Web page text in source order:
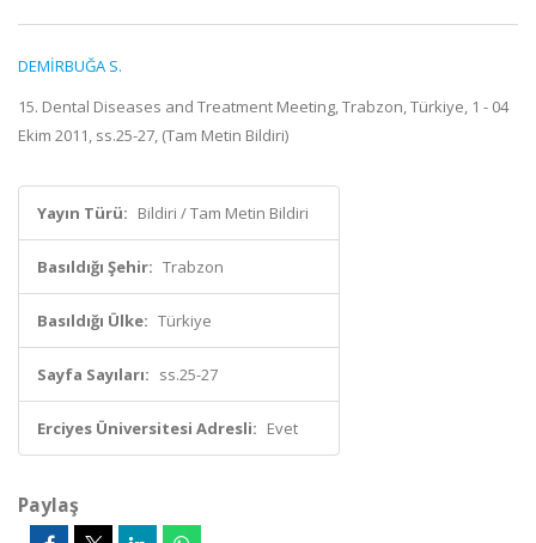
DEMİRBUĞA S.
15. Dental Diseases and Treatment Meeting, Trabzon, Türkiye, 1 - 04
Ekim 2011, ss.25-27, (Tam Metin Bildiri)
Yayın Türü: Bildiri / Tam Metin Bildiri
Basıldığı Şehir: Trabzon
Basıldığı Ülke: Türkiye
Sayfa Sayıları: ss.25-27
Erciyes Üniversitesi Adresli: Evet
Paylaş